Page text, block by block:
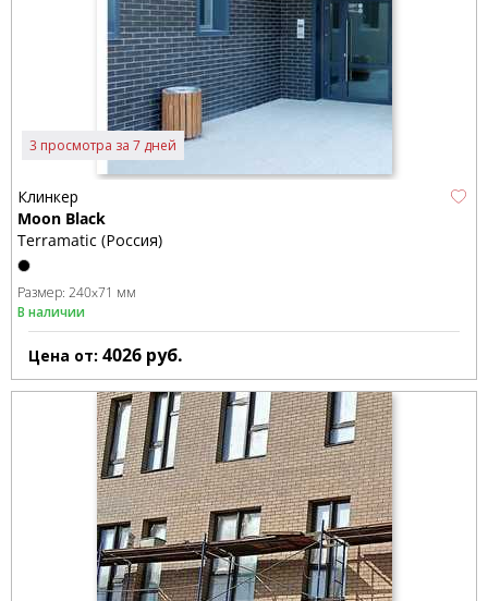
3 просмотра за 7 дней
Клинкер
Moon Black
Terramatic (Россия)
Размер: 240x71 мм
В наличии
Цена от: 4026 руб.